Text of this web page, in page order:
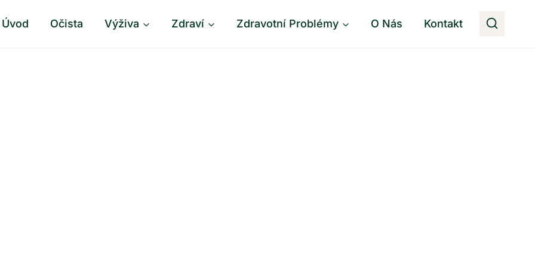
Úvod Očista Výživa Zdraví Zdravotní Problémy O Nás Kontakt